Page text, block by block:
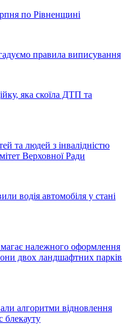
по Рівненщині
правила виписування
яка скоїла ДТП та
та людей з інвалідністю
Верховної Ради
водія автомобіля у стані
належного оформлення
двох ландшафтних парків
алгоритми відновлення
блекауту